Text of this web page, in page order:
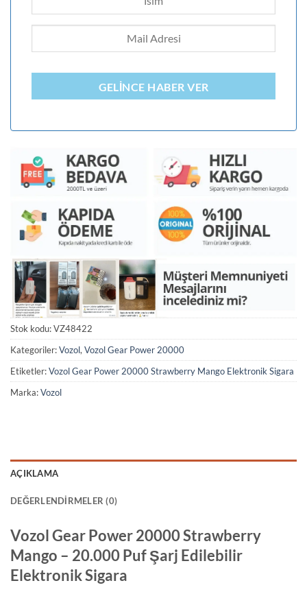
GELINCE HABER VER
Stok kodu:VZ48422
Kategoriler:Vozol,Vozol Gear Power 20000
Etiketler:Vozol Gear Power 20000 Strawberry Mango Elektronik Sigara
Marka:Vozol
AÇIKLAMA
DEĞERLENDIRMELER (0)
Vozol Gear Power 20000 Strawberry
Mango – 20.000 Puf Şarj Edilebilir
Elektronik Sigara